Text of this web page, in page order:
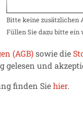
Bitte keine zusätzlichen
Füllen Sie dazu bitte ein
(AGB)sowie die
gelesen und
finden Siehier.